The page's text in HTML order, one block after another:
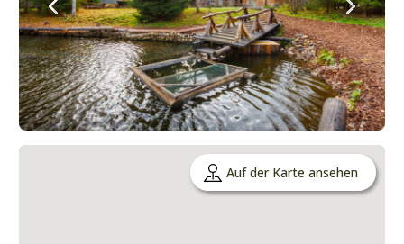
Auf der Karte ansehen